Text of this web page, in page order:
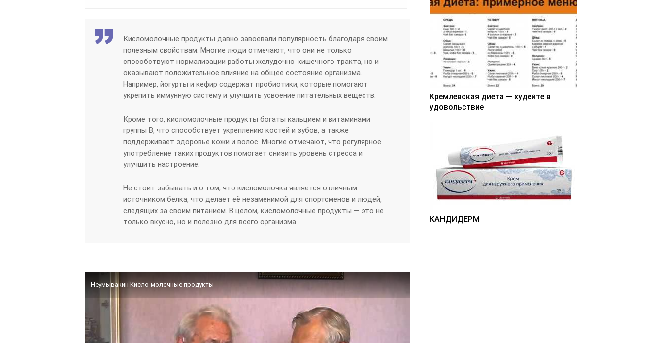
Кисломолочные продукты давно завоевали популярность благодаря своим
полезным свойствам. Многие люди отмечают, что они не только
способствуют нормализации работы желудочно-кишечного тракта, но и
оказывают положительное влияние на общее состояние организма.
Например, йогурты и кефир содержат пробиотики, которые помогают
укрепить иммунную систему и улучшить усвоение питательных веществ.
Кроме того, кисломолочные продукты богаты кальцием и витаминами
группы B, что способствует укреплению костей и зубов, а также
поддерживает здоровье кожи и волос. Многие отмечают, что регулярное
употребление таких продуктов помогает снизить уровень стресса и
улучшить настроение.
Не стоит забывать и о том, что кисломолочка является отличным
источником белка, что делает её незаменимой для спортсменов и людей,
следящих за своим питанием. В целом, кисломолочные продукты — это не
только вкусно, но и полезно для всего организма.
Неумывакин Кисло-молочные продукты
Кремлевская диета — худейте в
удовольствие
КАНДИДЕРМ